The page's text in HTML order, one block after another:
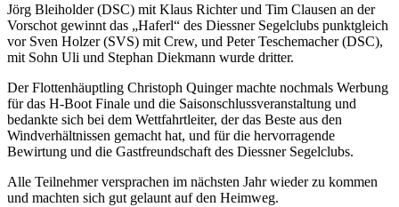
Jörg Bleiholder (DSC) mit Klaus Richter und Tim Clausen an der
Vorschot gewinnt das „Haferl“ des Diessner Segelclubs punktgleich
vor Sven Holzer (SVS) mit Crew, und Peter Teschemacher (DSC),
mit Sohn Uli und Stephan Diekmann wurde dritter.
Der Flottenhäuptling Christoph Quinger machte nochmals Werbung
für das H-Boot Finale und die Saisonschlussveranstaltung und
bedankte sich bei dem Wettfahrtleiter, der das Beste aus den
Windverhältnissen gemacht hat, und für die hervorragende
Bewirtung und die Gastfreundschaft des Diessner Segelclubs.
Alle Teilnehmer versprachen im nächsten Jahr wieder zu kommen
und machten sich gut gelaunt auf den Heimweg.